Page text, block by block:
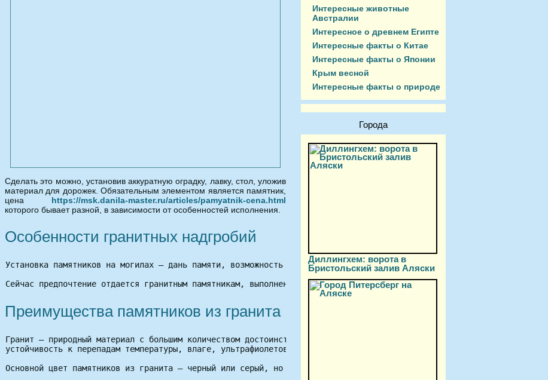
Сделать это можно, установив аккуратную оградку, лавку, стол, уложив
материал для дорожек. Обязательным элементом является памятник,
цена https://msk.danila-master.ru/articles/pamyatnik-cena.html
которого бывает разной, в зависимости от особенностей исполнения.
Особенности гранитных надгробий
Установка памятников на могилах – дань памяти, возможность длительного сохранения ухоженного вида. В отличие
Сейчас предпочтение отдается гранитным памятникам, выполненным в различных (прямоугольных, округлых, резных)
Преимущества памятников из гранита
Гранит – природный материал с большим количеством достоинств. Прежде всего это:высокая прочность;сохранение
устойчивость к перепадам температуры, влаге, ультрафиолетовым лучам;возможность выбора материала разной
Основной цвет памятников из гранита – черный или серый, но можно встретить материал красного, розового,
Интересные животные
Австралии
Интересное о древнем Египте
Интересные факты о Китае
Интересные факты о Японии
Крым весной
Интересные факты о природе
Города
Диллингхем: ворота в
Бристольский залив Аляски